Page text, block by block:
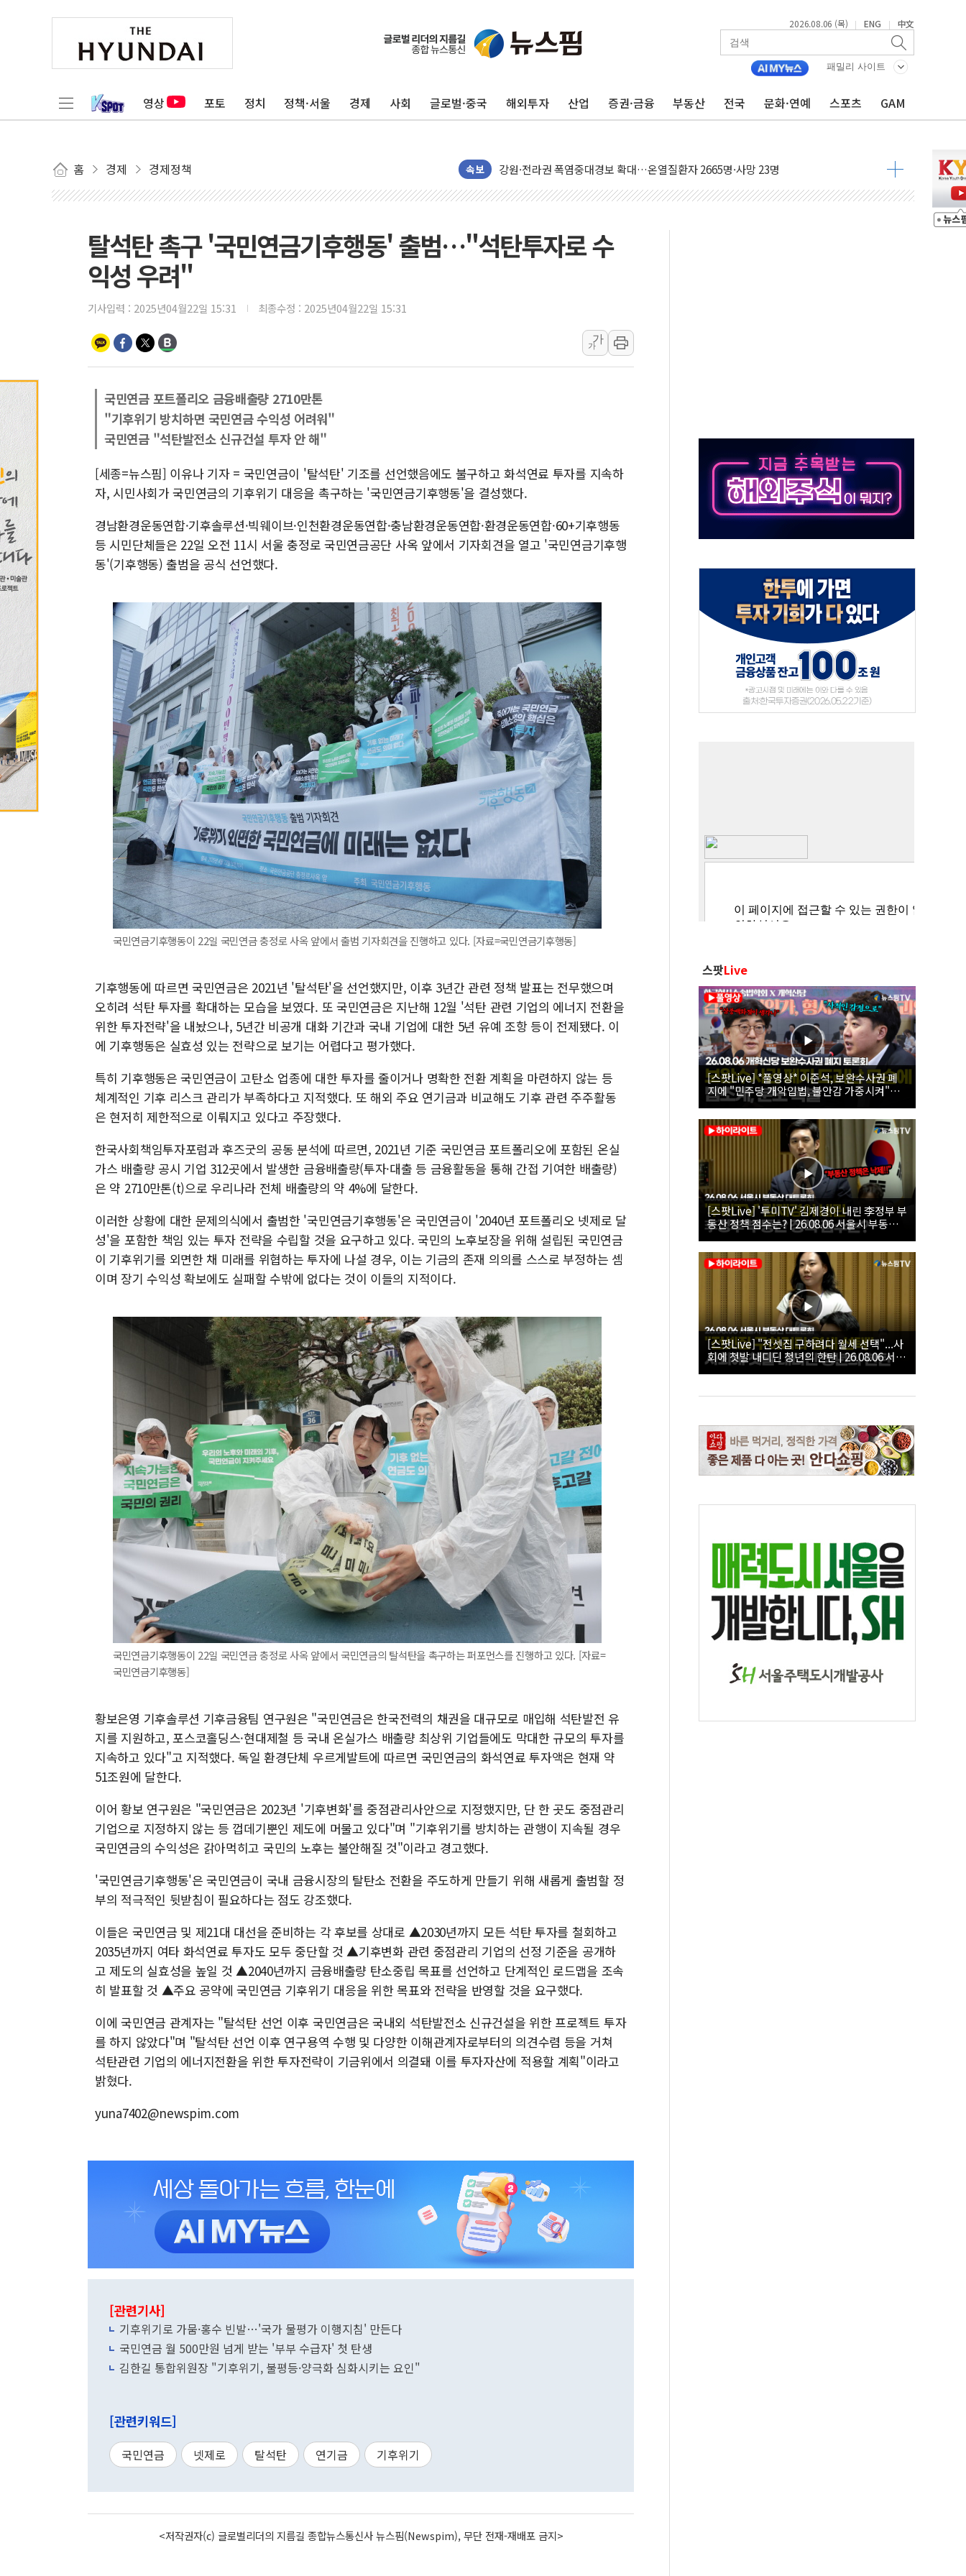
2026.08.06 (목) | ENG | 中文
패밀리 사이트
영상 포토 정치 정책·서울 경제 사회 글로벌·중국 해외투자 산업 증권·금융 부동산 전국 문화·연예 스포츠 GAM
홈 경제 경제정책 속보
[코인 시황] 비트코인, ETF 자금 유입에도 박스권…美 암호화폐 법안 처리 여부도 변수
[르포] 39도 폭염 속 잠실 개표소 시위 '62일째'..."대부분 여기서 상주"
빚투·레버리지 줄었지만, 반도체 두 종목에 코스피 '휘청'
양주 가전제품 창고서 화재…차량 3대·건물 1동 전소
종로·중구 오피스 78%가 준공 10년 이상…리뉴얼이 경쟁력 가른다
법원, '관저 이전 봐주기 감사' 유병호 구속적부심 기각
[종합] 특검, '양평' 원희룡 2차 조사…'당정대 회의' 한동훈·방기선 수사도 속도
[내일날씨] 절기상 '입추'에 폭염 절정…서울 한낮 39도
[속보] 북, 동해상으로 미상 발사체 발사
한국투자증권, 국내 최초 상반기 영업이익 2조 돌파
[IPO] 니어스랩 "피지컬 AI 자율비행 기술로 글로벌 방산 시장 공략"
탈석탄 촉구 '국민연금기후행동' 출범…"석탄투자로 수
익성 우려"
기사입력 : 2025년04월22일 15:31 최종수정 : 2025년04월22일 15:31
가
가
국민연금 포트폴리오 금융배출량 2710만톤
"기후위기 방치하면 국민연금 수익성 어려워"
국민연금 "석탄발전소 신규건설 투자 안 해"
[세종=뉴스핌] 이유나 기자 = 국민연금이 '탈석탄' 기조를 선언했음에도 불구하고 화석연료 투자를 지속하
자, 시민사회가 국민연금의 기후위기 대응을 촉구하는 '국민연금기후행동'을 결성했다.
경남환경운동연합·기후솔루션·빅웨이브·인천환경운동연합·충남환경운동연합·환경운동연합·60+기후행동
등 시민단체들은 22일 오전 11시 서울 충정로 국민연금공단 사옥 앞에서 기자회견을 열고 '국민연금기후행
동'(기후행동) 출범을 공식 선언했다.
국민연금기후행동이 22일 국민연금 충정로 사옥 앞에서 출범 기자회견을 진행하고 있다. [자료=국민연금기후행동]
기후행동에 따르면 국민연금은 2021년 '탈석탄'을 선언했지만, 이후 3년간 관련 정책 발표는 전무했으며
오히려 석탄 투자를 확대하는 모습을 보였다. 또 국민연금은 지난해 12월 '석탄 관련 기업의 에너지 전환을
위한 투자전략'을 내놨으나, 5년간 비공개 대화 기간과 국내 기업에 대한 5년 유예 조항 등이 전제됐다. 이
에 기후행동은 실효성 있는 전략으로 보기는 어렵다고 평가했다.
특히 기후행동은 국민연금이 고탄소 업종에 대한 투자를 줄이거나 명확한 전환 계획을 마련하지 않는 등
체계적인 기후 리스크 관리가 부족하다고 지적했다. 또 해외 주요 연기금과 비교해도 기후 관련 주주활동
은 현저히 제한적으로 이뤄지고 있다고 주장했다.
한국사회책임투자포럼과 후즈굿의 공동 분석에 따르면, 2021년 기준 국민연금 포트폴리오에 포함된 온실
가스 배출량 공시 기업 312곳에서 발생한 금융배출량(투자·대출 등 금융활동을 통해 간접 기여한 배출량)
은 약 2710만톤(t)으로 우리나라 전체 배출량의 약 4%에 달한다.
이러한 상황에 대한 문제의식에서 출범한 '국민연금기후행동'은 국민연금이 '2040년 포트폴리오 넷제로 달
성'을 포함한 책임 있는 투자 전략을 수립할 것을 요구하고 있다. 국민의 노후보장을 위해 설립된 국민연금
이 기후위기를 외면한 채 미래를 위협하는 투자에 나설 경우, 이는 기금의 존재 의의를 스스로 부정하는 셈
이며 장기 수익성 확보에도 실패할 수밖에 없다는 것이 이들의 지적이다.
국민연금기후행동이 22일 국민연금 충정로 사옥 앞에서 국민연금의 탈석탄을 촉구하는 퍼포먼스를 진행하고 있다. [자료=
국민연금기후행동]
황보은영 기후솔루션 기후금융팀 연구원은 "국민연금은 한국전력의 채권을 대규모로 매입해 석탄발전 유
지를 지원하고, 포스코홀딩스·현대제철 등 국내 온실가스 배출량 최상위 기업들에도 막대한 규모의 투자를
지속하고 있다"고 지적했다. 독일 환경단체 우르게발트에 따르면 국민연금의 화석연료 투자액은 현재 약
51조원에 달한다.
이어 황보 연구원은 "국민연금은 2023년 '기후변화'를 중점관리사안으로 지정했지만, 단 한 곳도 중점관리
기업으로 지정하지 않는 등 껍데기뿐인 제도에 머물고 있다"며 "기후위기를 방치하는 관행이 지속될 경우
국민연금의 수익성은 갉아먹히고 국민의 노후는 불안해질 것"이라고 경고했다.
'국민연금기후행동'은 국민연금이 국내 금융시장의 탈탄소 전환을 주도하게 만들기 위해 새롭게 출범할 정
부의 적극적인 뒷받침이 필요하다는 점도 강조했다.
이들은 국민연금 및 제21대 대선을 준비하는 각 후보를 상대로 ▲2030년까지 모든 석탄 투자를 철회하고
2035년까지 여타 화석연료 투자도 모두 중단할 것 ▲기후변화 관련 중점관리 기업의 선정 기준을 공개하
고 제도의 실효성을 높일 것 ▲2040년까지 금융배출량 탄소중립 목표를 선언하고 단계적인 로드맵을 조속
히 발표할 것 ▲주요 공약에 국민연금 기후위기 대응을 위한 목표와 전략을 반영할 것을 요구했다.
이에 국민연금 관계자는 "탈석탄 선언 이후 국민연금은 국내외 석탄발전소 신규건설을 위한 프로젝트 투자
를 하지 않았다"며 "탈석탄 선언 이후 연구용역 수행 및 다양한 이해관계자로부터의 의견수렴 등을 거쳐
석탄관련 기업의 에너지전환을 위한 투자전략이 기금위에서 의결돼 이를 투자자산에 적용할 계획"이라고
밝혔다.
yuna7402@newspim.com
[관련기사]
기후위기로 가뭄·홍수 빈발…'국가 물평가 이행지침' 만든다
국민연금 월 500만원 넘게 받는 '부부 수급자' 첫 탄생
김한길 통합위원장 "기후위기, 불평등·양극화 심화시키는 요인"
[관련키워드]
국민연금 넷제로 탈석탄 연기금 기후위기
<저작권자(c) 글로벌리더의 지름길 종합뉴스통신사 뉴스핌(Newspim), 무단 전재-재배포 금지>
스팟Live
[스팟Live] *풀영상* 이준석, 보완수사권 폐
지에 "민주당 개악입법, 불안감 가중시켜"｜
26.08.06 개혁신당 보완수사권 폐지 토론회
[스팟Live] '투미TV' 김제경이 내린 李정부 부
동산 정책 점수는? | 26.08.06 서울시 부동산
대토론회
[스팟Live] "전셋집 구하려다 월세 선택"...사
회에 첫발 내디딘 청년의 한탄 | 26.08.06 서울
시 부동산 대토론회